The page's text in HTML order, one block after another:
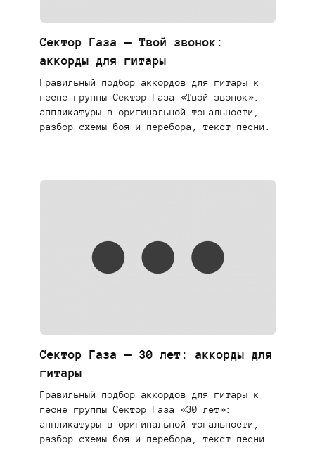
Сектор Газа — Твой звонок:
аккорды для гитары
Правильный подбор аккордов для гитары к
песне группы Сектор Газа «Твой звонок»:
аппликатуры в оригинальной тональности,
разбор схемы боя и перебора, текст песни.
Сектор Газа — 30 лет: аккорды для
гитары
Правильный подбор аккордов для гитары к
песне группы Сектор Газа «30 лет»:
аппликатуры в оригинальной тональности,
разбор схемы боя и перебора, текст песни.